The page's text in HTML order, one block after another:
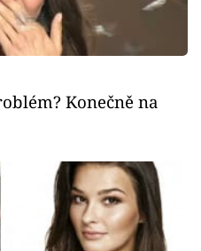
Konečně na